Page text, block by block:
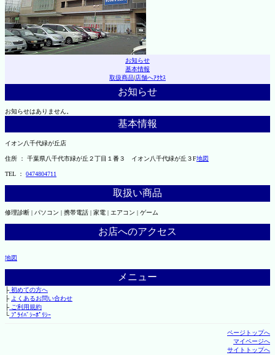
お知らせ
基本情報
取扱商品|店舗へｱｸｾｽ
お知らせ
お知らせはありません。
基本情報
イオン八千代緑が丘店
住所 ： 千葉県八千代市緑が丘２丁目１番３ イオン八千代緑が丘３F地図
TEL ： 0474804711
取扱い商品
修理診断 | パソコン | 携帯電話 | 家電 | エアコン | ゲーム
お店へのアクセス
地図
メニュー
├初めての方へ
├ よくあるお問い合わせ
├ご利用規約
└ﾌﾟﾗｲﾊﾞｼｰﾎﾟﾘｼｰ
ページトップへ
マイページへ
サイトトップへ